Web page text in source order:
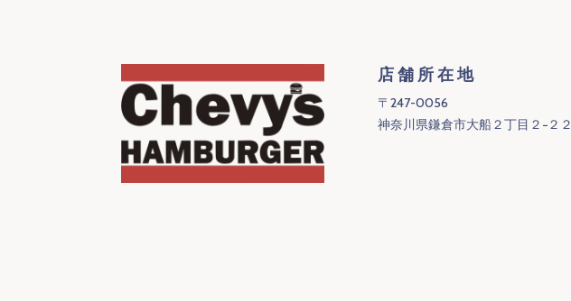
店舗所在地
〒247-0056
神奈川県鎌倉市大船２丁目２−２２